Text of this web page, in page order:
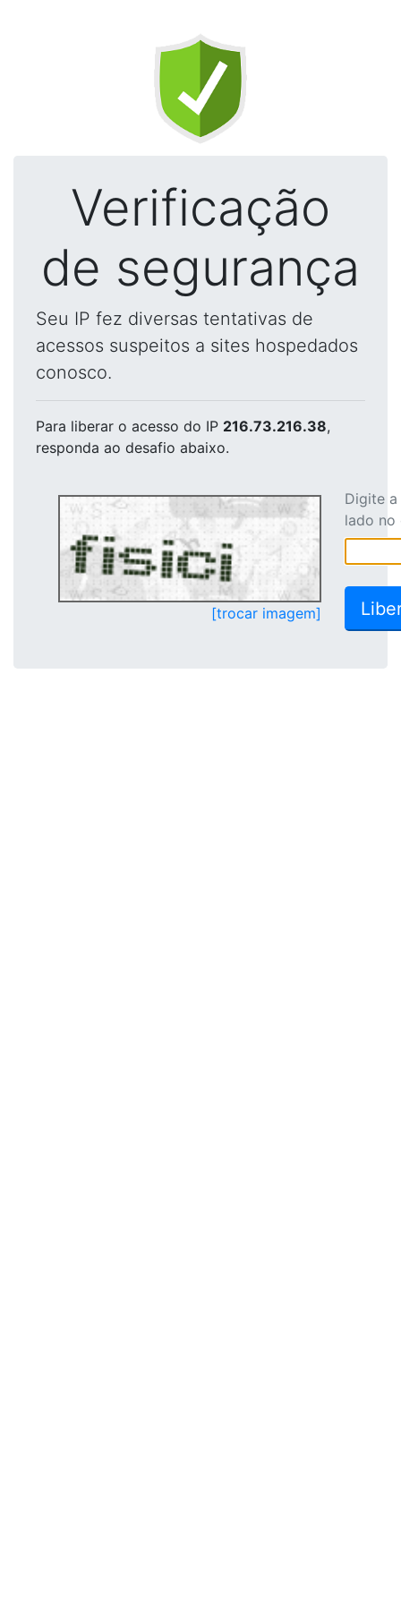
Verificação
de segurança
Seu IP fez diversas tentativas de
acessos suspeitos a sites hospedados
conosco.
Para liberar o acesso do IP 216.73.216.38,
responda ao desafio abaixo.
[trocar imagem]
Digite
lado no